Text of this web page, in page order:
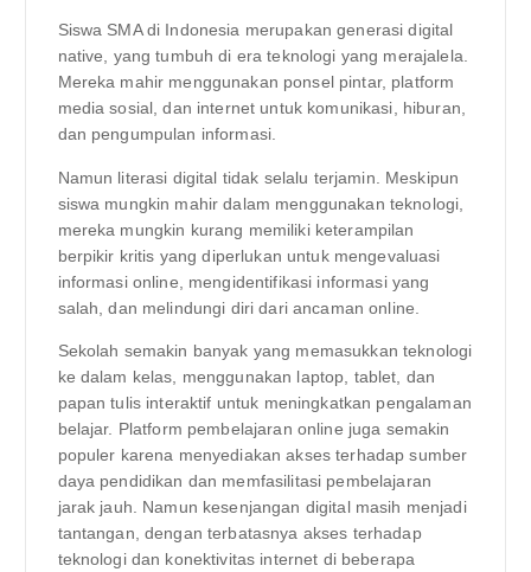
Siswa SMA di Indonesia merupakan generasi digital
native, yang tumbuh di era teknologi yang merajalela.
Mereka mahir menggunakan ponsel pintar, platform
media sosial, dan internet untuk komunikasi, hiburan,
dan pengumpulan informasi.
Namun literasi digital tidak selalu terjamin. Meskipun
siswa mungkin mahir dalam menggunakan teknologi,
mereka mungkin kurang memiliki keterampilan
berpikir kritis yang diperlukan untuk mengevaluasi
informasi online, mengidentifikasi informasi yang
salah, dan melindungi diri dari ancaman online.
Sekolah semakin banyak yang memasukkan teknologi
ke dalam kelas, menggunakan laptop, tablet, dan
papan tulis interaktif untuk meningkatkan pengalaman
belajar. Platform pembelajaran online juga semakin
populer karena menyediakan akses terhadap sumber
daya pendidikan dan memfasilitasi pembelajaran
jarak jauh. Namun kesenjangan digital masih menjadi
tantangan, dengan terbatasnya akses terhadap
teknologi dan konektivitas internet di beberapa